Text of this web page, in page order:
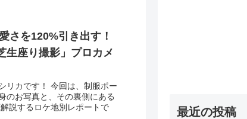
さを120%引き出す！
生座り撮影」プロカメ
リカです！ 今回は、制服ポー
のお写真と、その裏側にある
説するロケ地別レポートで
最近の投稿